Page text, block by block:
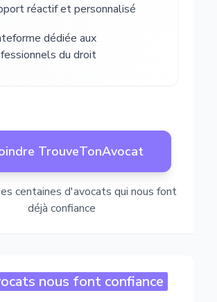
réactif et personnalisé
dédiée aux
du droit
TrouveTonAvocat
centaines d'avocats qui nous font
déjà confiance
nous font confiance